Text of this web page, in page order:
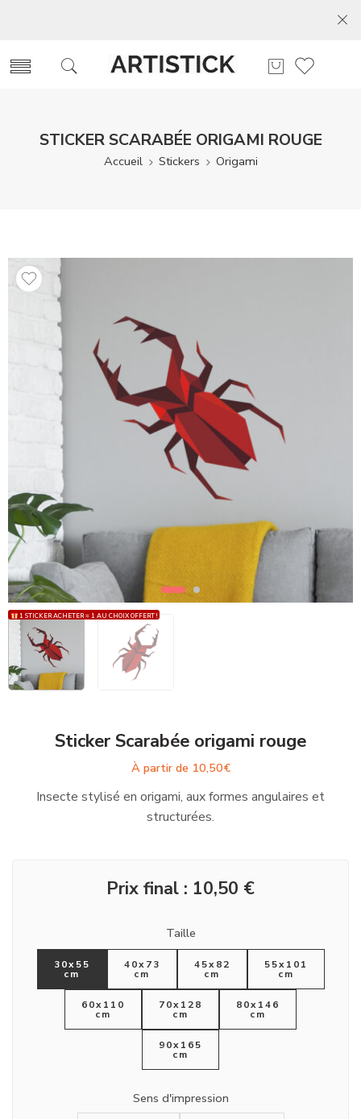
STICKER SCARABÉE ORIGAMI ROUGE
Accueil Stickers Origami
1 STICKER ACHETER = 1 AU CHOIX OFFERT !
Sticker Scarabée origami rouge
À partir de 10,50€
Insecte stylisé en origami, aux formes angulaires et
structurées.
Prix final : 10,50 €
Taille
30x55
cm
40x73
cm
45x82
cm
55x101
cm
60x110
cm
70x128
cm
80x146
cm
90x165
cm
Sens d'impression